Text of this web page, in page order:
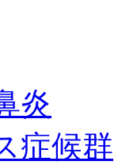
炎
症候群